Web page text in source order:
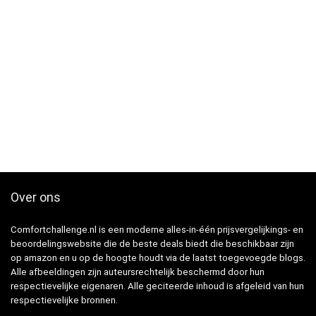
Over ons
Comfortchallenge.nl is een moderne alles-in-één prijsvergelijkings- en
beoordelingswebsite die de beste deals biedt die beschikbaar zijn
op amazon en u op de hoogte houdt via de laatst toegevoegde blogs.
Alle afbeeldingen zijn auteursrechtelijk beschermd door hun
respectievelijke eigenaren. Alle geciteerde inhoud is afgeleid van hun
respectievelijke bronnen.